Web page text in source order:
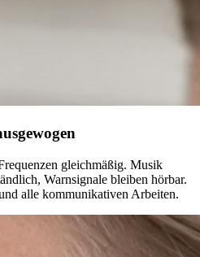
gleichmäßig. Musik
Warnsignale bleiben hörbar.
alle kommunikativen Arbeiten.